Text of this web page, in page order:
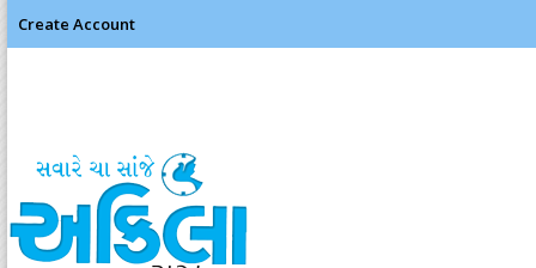
Create Account